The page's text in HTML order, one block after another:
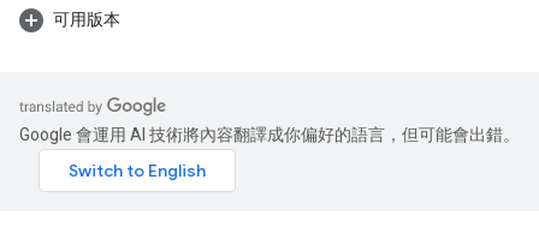
可用版本
Google 會運用 AI 技術將內容翻譯成你偏好的語言，但可能會出錯。